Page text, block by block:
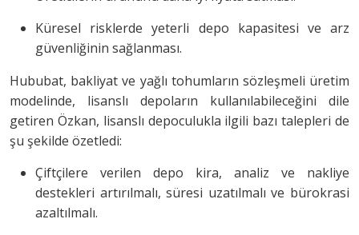
Küresel risklerde yeterli depo kapasitesi ve arz
güvenliğinin sağlanması.
Hububat, bakliyat ve yağlı tohumların sözleşmeli üretim
modelinde, lisanslı depoların kullanılabileceğini dile
getiren Özkan, lisanslı depoculukla ilgili bazı talepleri de
şu şekilde özetledi:
Çiftçilere verilen depo kira, analiz ve nakliye
destekleri artırılmalı, süresi uzatılmalı ve bürokrasi
azaltılmalı.